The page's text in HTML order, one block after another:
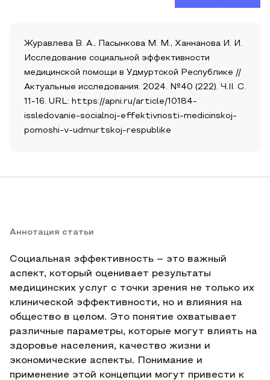
Журавлева В. А., Пасынкова М. М., Ханнанова И. И.
Исследование социальной эффективности
медицинской помощи в Удмуртской Республике //
Актуальные исследования. 2024. №40 (222). Ч.II. С.
11-16. URL: https://apni.ru/article/10184-
issledovanie-socialnoj-effektivnosti-medicinskoj-
pomoshi-v-udmurtskoj-respublike
Аннотация статьи
Социальная эффективность – это важный
аспект, который оценивает результаты
медицинских услуг с точки зрения не только их
клинической эффективности, но и влияния на
общество в целом. Это понятие охватывает
различные параметры, которые могут влиять на
здоровье населения, качество жизни и
экономические аспекты. Понимание и
применение этой концепции могут привести к